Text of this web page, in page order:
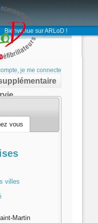
Bienvenue sur ARLoD !
je me connecte
vous
villes
Martin